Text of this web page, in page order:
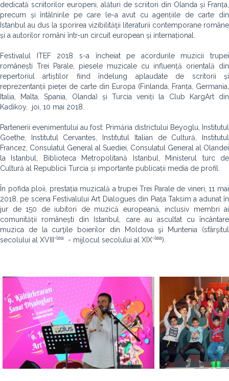
dedicată scriitorilor europeni, alături de scriitori din Olanda și Franța,
precum și întâlnirile pe care le-a avut cu agențiile de carte din
Istanbul au dus la sporirea vizibilităţii literaturii contemporane române
și a autorilor români într-un circuit european și internațional.
Festivalul ITEF 2018 s-a încheiat pe acordurile muzicii trupei
românești Trei Parale, piesele muzicale cu influență orientală din
repertoriul artiștilor fiind îndelung aplaudate de scritorii și
reprezentanții pieței de carte din Europa (Finlanda, Franța, Germania,
Italia, Malta, Spania, Olanda) și Turcia veniți la Club KargArt din
Kadikoy, joi, 10 mai 2018.
Partenerii evenimentului au fost: Primăria districtului Beyoglu, Institutul
Goethe, Institutul Cervantes, Institutul Italian de Cultură, Institutul
Francez, Consulatul General al Suediei, Consulatul General al Olandei
la Istanbul, Biblioteca Metropolitană Istanbul, Ministerul turc de
Cultură al Republicii Turcia și importante publicații media de profil.
În pofida ploii, prestația muzicală a trupei Trei Parale de vineri, 11 mai
2018, pe scena Festivalului Art Dialogues din Piața Taksim a adunat în
jur de 150 de iubitori de muzică europeană, inclusiv membri ai
comunității românești din Istanbul, care au ascultat cu încântare
muzica de la curţile boierilor din Moldova şi Muntenia (sfârşitul
secolului al XVIII
-lea - mijlocul secolului al XIX-lea).